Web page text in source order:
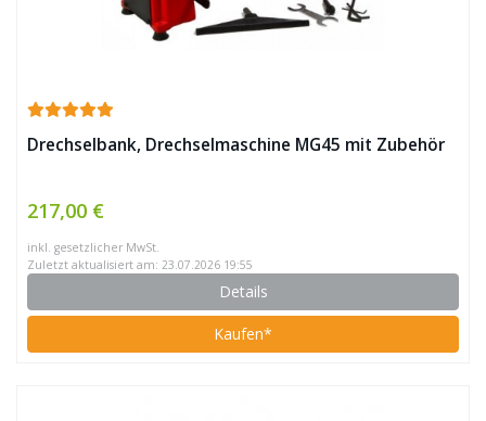
Drechselbank, Drechselmaschine MG45 mit Zubehör
217,00 €
inkl. gesetzlicher MwSt.
Zuletzt aktualisiert am: 23.07.2026 19:55
Details
Kaufen*